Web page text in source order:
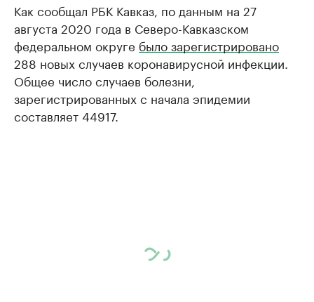
Как сообщал РБК Кавказ, по данным на 27
августа 2020 года в Северо-Кавказском
федеральном округе было зарегистрировано
288 новых случаев коронавирусной инфекции.
Общее число случаев болезни,
зарегистрированных с начала эпидемии
составляет 44917.